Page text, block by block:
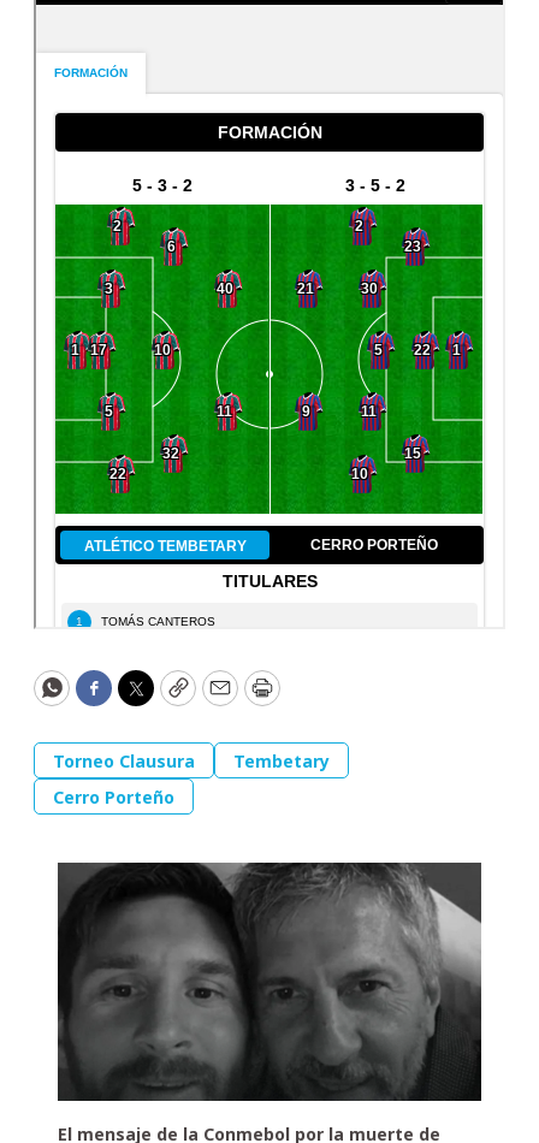
WhatsApp
Facebook
Twitter
CopyEmailPrint
Torneo Clausura
Tembetary
Cerro Porteño
El mensaje de la Conmebol por la muerte de